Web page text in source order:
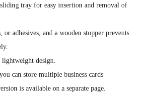
tray for easy insertion and removal of
or adhesives, and a wooden stopper prevents
design.
can store multiple business cards
is available on a separate page.